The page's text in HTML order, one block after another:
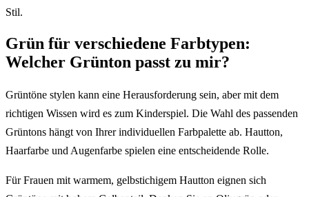
Stil.
Grün für verschiedene Farbtypen:
Welcher Grünton passt zu mir?
Grüntöne stylen kann eine Herausforderung sein, aber mit dem
richtigen Wissen wird es zum Kinderspiel. Die Wahl des passenden
Grüntons hängt von Ihrer individuellen Farbpalette ab. Hautton,
Haarfarbe und Augenfarbe spielen eine entscheidende Rolle.
Für Frauen mit warmem, gelbstichigem Hautton eignen sich